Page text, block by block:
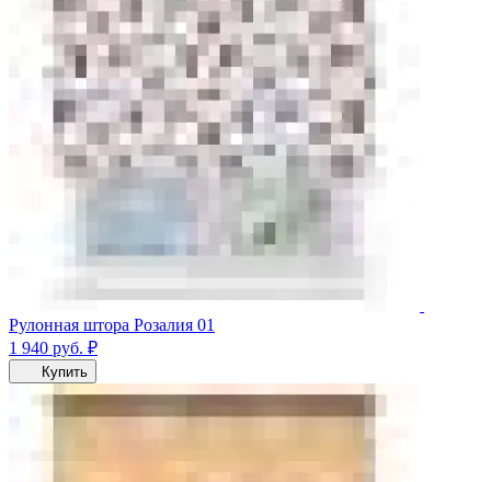
Рулонная штора Розалия 01
1 940 руб. ₽
Купить